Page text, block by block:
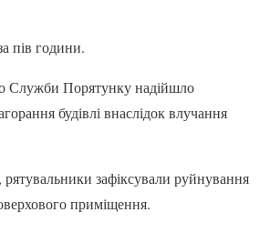
пів години.
Служби Порятунку надійшло
будівлі внаслідок влучання
зафіксували руйнування
приміщення.